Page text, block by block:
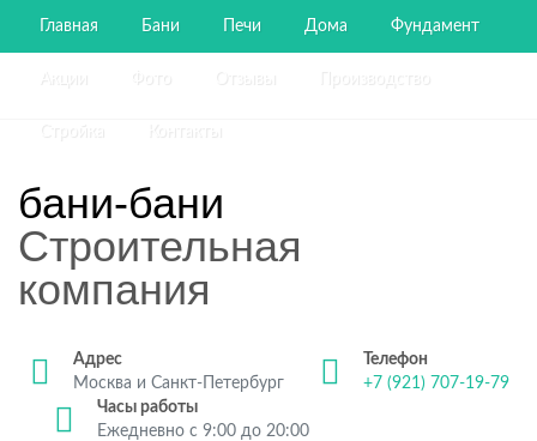
Главная Бани Печи Дома Фундамент
бани-бани
Строительная
компания
Адрес
Москва и Санкт-Петербург
Телефон
+7 (921) 707-19-79
Часы работы
Ежедневно с 9:00 до 20:00